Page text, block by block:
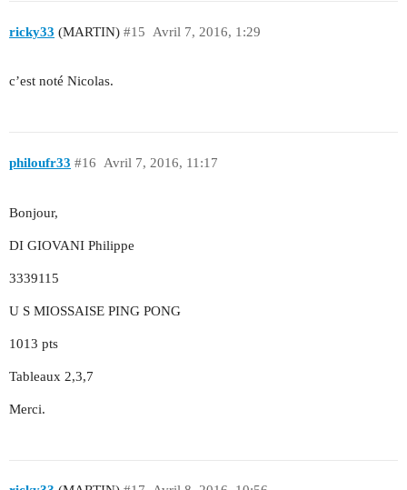
ricky33 (MARTIN) Avril 7, 2016, 1:29
#15
c’est noté Nicolas.
philoufr33 Avril 7, 2016, 11:17
#16
Bonjour,
DI GIOVANI Philippe
3339115
U S MIOSSAISE PING PONG
1013 pts
Tableaux 2,3,7
Merci.